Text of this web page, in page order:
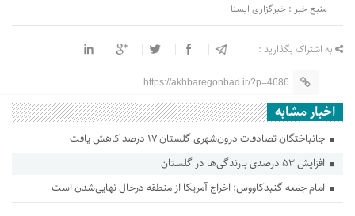
منبع خبر : خبرگزاری ایسنا
به اشتراک بگذارید :
https://akhbaregonbad.ir/?p=4686
اخبار مشابه
جانباختگان تصادفات درون‌شهری گلستان ۱۷ درصد کاهش یافت
افزایش ۵۳ درصدی بارندگی‌ها در گلستان
امام جمعه گنبدکاووس: اخراج آمریکا از منطقه درحال نهایی‌شدن است